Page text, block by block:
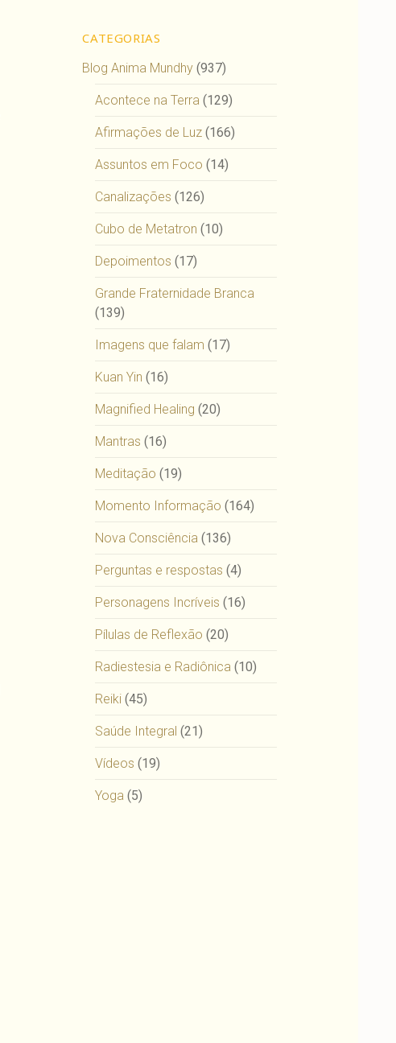
CATEGORIAS
Blog Anima Mundhy (937)
Acontece na Terra (129)
Afirmações de Luz (166)
Assuntos em Foco (14)
Canalizações (126)
Cubo de Metatron (10)
Depoimentos (17)
Grande Fraternidade Branca
(139)
Imagens que falam (17)
Kuan Yin (16)
Magnified Healing (20)
Mantras (16)
Meditação (19)
Momento Informação (164)
Nova Consciência (136)
Perguntas e respostas (4)
Personagens Incríveis (16)
Pílulas de Reflexão (20)
Radiestesia e Radiônica (10)
Reiki (45)
Saúde Integral (21)
Vídeos (19)
Yoga (5)